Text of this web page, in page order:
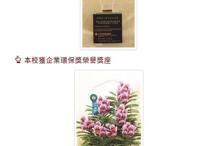
本校獲企業環保獎榮譽獎座